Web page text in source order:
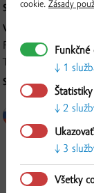
SKUPINOVÉ
VÝROBCA:
Poľnohospodárske
SPÔSOB
cookie. Zásady
Funkčné
1
2
3
Všetky